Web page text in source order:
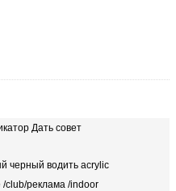
Дать совет
черный водить acrylic
/club/реклама /indoor